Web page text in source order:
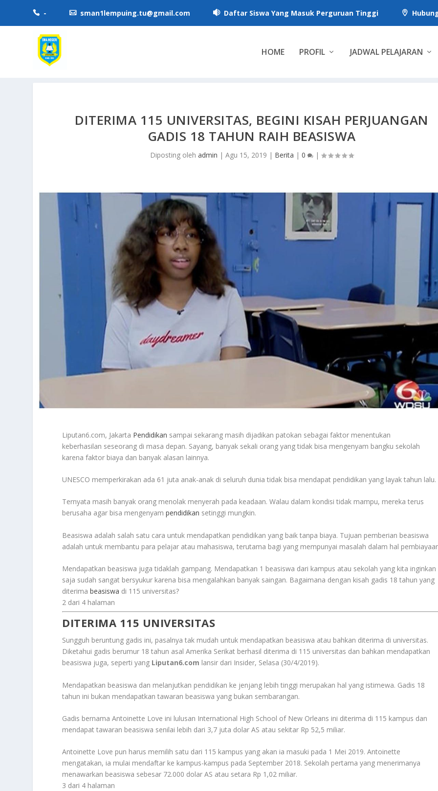
 - sman1lempuing.tu@gmail.com  Daftar Siswa Yang Masuk Perguruan Tinggi 
HOME PROFIL JADWAL PELAJARAN
DITERIMA 115 UNIVERSITAS, BEGINI KISAH PERJUANGAN
GADIS 18 TAHUN RAIH BEASISWA
Diposting oleh admin | Agu 15, 2019 | Berita | 0 |
Liputan6.com, Jakarta Pendidikan sampai sekarang masih dijadikan patokan sebagai faktor menentukan
keberhasilan seseorang di masa depan. Sayang, banyak sekali orang yang tidak bisa mengenyam bangku sekolah
karena faktor biaya dan banyak alasan lainnya.
UNESCO memperkirakan ada 61 juta anak-anak di seluruh dunia tidak bisa mendapat pendidikan yang layak tahun lalu.
Ternyata masih banyak orang menolak menyerah pada keadaan. Walau dalam kondisi tidak mampu, mereka terus
berusaha agar bisa mengenyampendidikan setinggi mungkin.
Beasiswa adalah salah satu cara untuk mendapatkan pendidikan yang baik tanpa biaya. Tujuan pemberian beasiswa
adalah untuk membantu para pelajar atau mahasiswa, terutama bagi yang mempunyai masalah dalam hal
Mendapatkan beasiswa juga tidaklah gampang. Mendapatkan 1 beasiswa dari kampus atau sekolah yang kita inginkan
saja sudah sangat bersyukur karena bisa mengalahkan banyak saingan. Bagaimana dengan kisah gadis 18 tahun yang
diterimabeasiswa di 115 universitas?
2 dari 4 halaman
DITERIMA 115 UNIVERSITAS
Sungguh beruntung gadis ini, pasalnya tak mudah untuk mendapatkan beasiswa atau bahkan diterima di universitas.
Diketahui gadis berumur 18 tahun asal Amerika Serikat berhasil diterima di 115 universitas dan bahkan mendapatkan
beasiswa juga, seperti yang Liputan6.com lansir dari Insider, Selasa (30/4/2019).
Mendapatkan beasiswa dan melanjutkan pendidikan ke jenjang lebih tinggi merupakan hal yang istimewa. Gadis 18
tahun ini bukan mendapatkan tawaran beasiswa yang bukan sembarangan.
Gadis bernama Antoinette Love ini lulusan International High School of New Orleans ini diterima di 115 kampus dan
mendapat tawaran beasiswa senilai lebih dari 3,7 juta dolar AS atau sekitar Rp 52,5 miliar.
Antoinette Love pun harus memilih satu dari 115 kampus yang akan ia masuki pada 1 Mei 2019. Antoinette
mengatakan, ia mulai mendaftar ke kampus-kampus pada September 2018. Sekolah pertama yang menerimanya
menawarkan beasiswa sebesar 72.000 dolar AS atau setara Rp 1,02 miliar.
3 dari 4 halaman